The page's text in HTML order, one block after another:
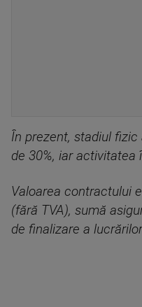
În prezent, stadiul
de 30%, iar activitatea
Valoarea contractului
(fără TVA), sumă
de finalizare a